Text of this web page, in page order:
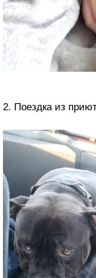
2. Поездка из